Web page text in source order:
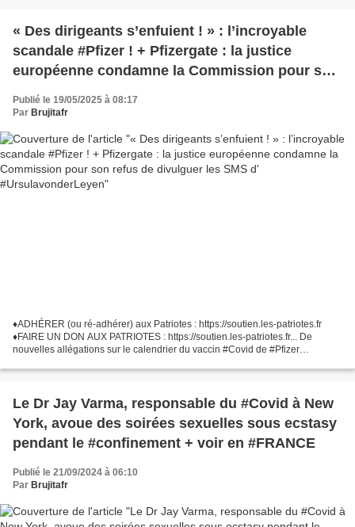
« Des dirigeants s’enfuient ! » : l’incroyable
scandale #Pfizer ! + Pfizergate : la justice
européenne condamne la Commission pour son
#UrsulavonderLeyen
Publié le 19/05/2025 à 08:17
Par Brujitafr
♦️ADHÉRER (ou ré-adhérer) aux Patriotes : https://soutien.les-patriotes.fr
♦️FAIRE UN DON AUX PATRIOTES : https://soutien.les-patriotes.fr... De
nouvelles allégations sur le calendrier du vaccin #Covid de #Pfizer
Le Dr Jay Varma, responsable du #Covid à New
York, avoue des soirées sexuelles sous ecstasy
pendant le #confinement + voir en #FRANCE
Publié le 21/09/2024 à 06:10
Par Brujitafr